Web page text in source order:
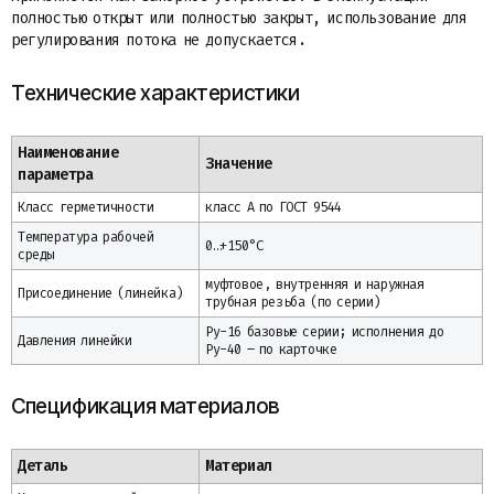
полностью открыт или полностью закрыт, использование для
регулирования потока не допускается.
Технические характеристики
Наименование
параметра
Значение
Класс герметичности
класс А по ГОСТ 9544
Температура рабочей
среды
0…+150°С
Присоединение (линейка)
муфтовое, внутренняя и наружная
трубная резьба (по серии)
Давления линейки
Ру-16 базовые серии; исполнения до
Ру-40 – по карточке
Спецификация материалов
Деталь Материал